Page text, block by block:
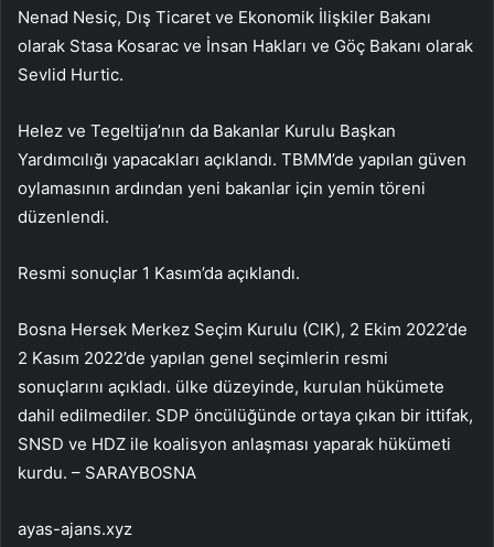
Nenad Nesiç, Dış Ticaret ve Ekonomik İlişkiler Bakanı
olarak Stasa Kosarac ve İnsan Hakları ve Göç Bakanı olarak
Sevlid Hurtic.
Helez ve Tegeltija’nın da Bakanlar Kurulu Başkan
Yardımcılığı yapacakları açıklandı. TBMM’de yapılan güven
oylamasının ardından yeni bakanlar için yemin töreni
düzenlendi.
Resmi sonuçlar 1 Kasım’da açıklandı.
Bosna Hersek Merkez Seçim Kurulu (CIK), 2 Ekim 2022’de
2 Kasım 2022’de yapılan genel seçimlerin resmi
sonuçlarını açıkladı. ülke düzeyinde, kurulan hükümete
dahil edilmediler. SDP öncülüğünde ortaya çıkan bir ittifak,
SNSD ve HDZ ile koalisyon anlaşması yaparak hükümeti
kurdu. – SARAYBOSNA
ayas-ajans.xyz